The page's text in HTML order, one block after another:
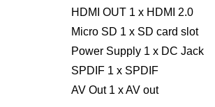
HDMI OUT 1 x HDMI 2.0
Micro SD 1 x SD card slot
Power Supply 1 x DC Jack
SPDIF 1 x SPDIF
AV Out 1 x AV out